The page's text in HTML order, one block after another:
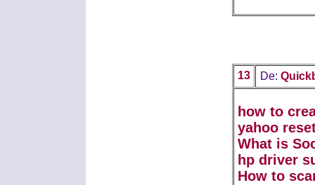
13 De:
how to
yahoo
What is
hp driver
How to